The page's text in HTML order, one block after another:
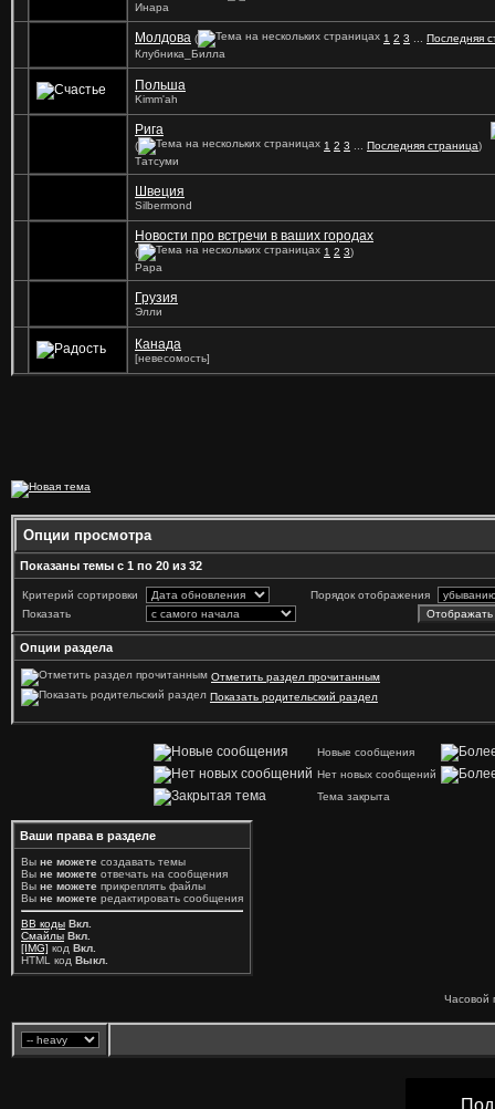
Инара
Молдова ( 1 2 3
Последняя
Клубника_Билла
Польша
Kimm'ah
Рига
( 1 2 3 Последняя страница)
Татсуми
Швеция
Silbermond
Новости про встречи в ваших городах
( 1 2 3)
Papa
Грузия
Элли
Канада
[невесомость]
Опции просмотра
Показаны темы с 1 по 20 из 32
Критерий сортировки
Порядок отображения
Показать
Опции раздела
Отметить раздел прочитанным
Показать родительский раздел
Новые сообщения
Нет новых сообщений
Тема закрыта
Ваши права в разделе
Вы не можете создавать темы
Вы не можете отвечать на сообщения
Вы не можете прикреплять файлы
Вы не можете редактировать сообщения
BB коды Вкл.
Смайлы Вкл.
[IMG] код Вкл.
HTML код Выкл.
Часовой